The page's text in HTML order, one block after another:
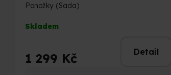
Ponožky (Sada)
hodnocení
je
5,0
Skladem
1 299 Kč Detail